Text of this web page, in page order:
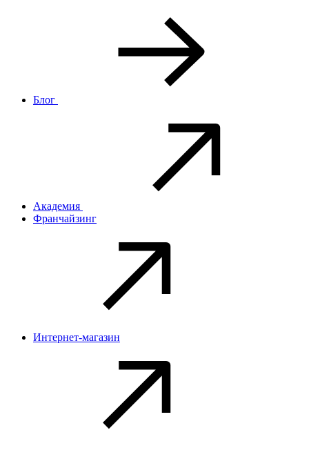
Блог
Академия
Франчайзинг
Интернет-магазин